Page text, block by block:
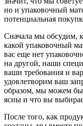
но и упаковочный
потенциальная
Сначала мы обсудим,
какой упаковочный
вас еще нет
на другой, наши
ваши требования и
удовлетворим ваш
образом, мы можем
ясны и что вы
После того, как